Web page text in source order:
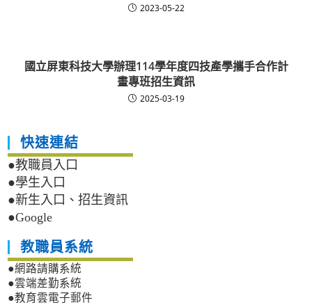
2023-05-22
國立屏東科技大學辦理114學年度四技產學攜手合作計
畫專班招生資訊
2025-03-19
快速連結
●教職員入口
●學生入口
●新生入口、招生資訊
●Google
教職員系統
●網路請購系統
●雲端差勤系統
●教育雲電子郵件